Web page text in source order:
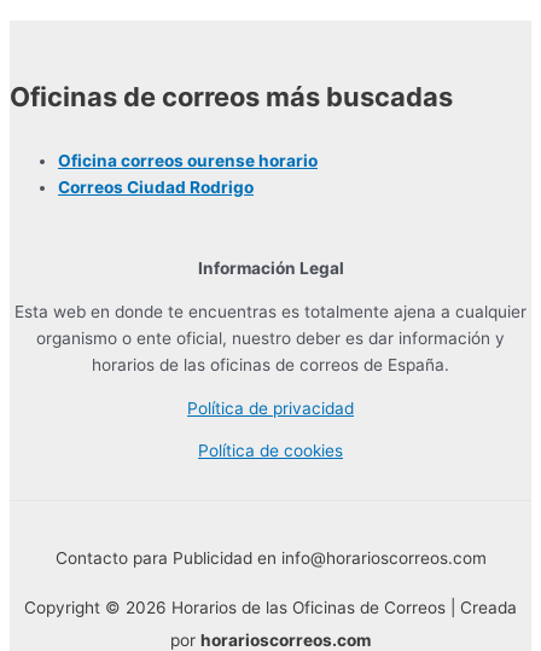
Oficinas de correos más buscadas
Oficina correos ourense horario
Correos Ciudad Rodrigo
Información Legal
Esta web en donde te encuentras es totalmente ajena a cualquier
organismo o ente oficial, nuestro deber es dar información y
horarios de las oficinas de correos de España.
Política de privacidad
Política de cookies
Contacto para Publicidad en info@horarioscorreos.com
Copyright © 2026 Horarios de las Oficinas de Correos | Creada
por horarioscorreos.com